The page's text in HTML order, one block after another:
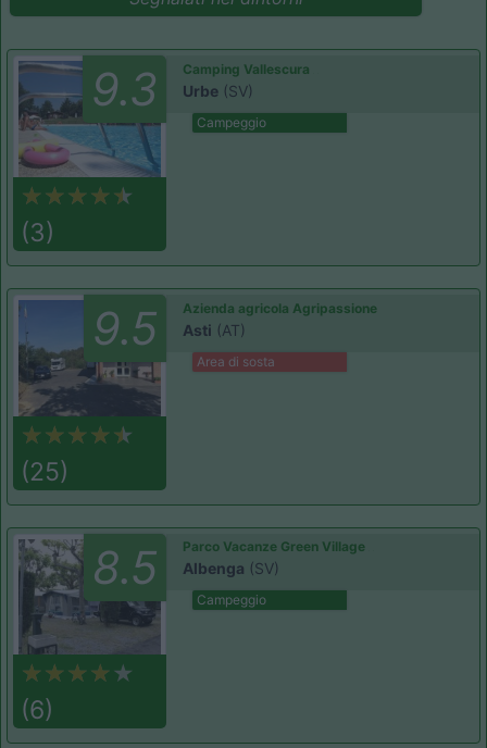
9.3
(3)
Camping Vallescura
Urbe (SV)
Campeggio
9.5
(25)
Azienda agricola Agripassione
Asti (AT)
Area di sosta
8.5
(6)
Parco Vacanze Green Village
Albenga (SV)
Campeggio